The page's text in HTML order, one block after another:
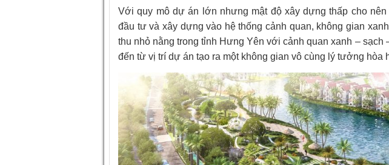
Với quy mô dự án lớn nhưng mật độ xây dựng thấp cho
đầu tư và xây dựng vào hệ thống cảnh quan, không gian
thu nhỏ nằng trong tỉnh Hưng Yên với cảnh quan xanh – sạch
đến từ vị trí dự án tạo ra một không gian vô cùng lý tưởng hòa